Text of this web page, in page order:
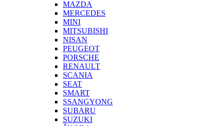
MAZDA
MERCEDES
MINI
MITSUBISHI
NISAN
PEUGEOT
PORSCHE
RENAULT
SCANIA
SEAT
SMART
SSANGYONG
SUBARU
SUZUKI